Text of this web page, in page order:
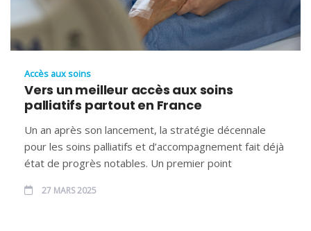
Accès aux soins
Vers un meilleur accès aux soins
palliatifs partout en France
Un an après son lancement, la stratégie décennale
pour les soins palliatifs et d’accompagnement fait déjà
état de progrès notables. Un premier point
27 MARS 2025